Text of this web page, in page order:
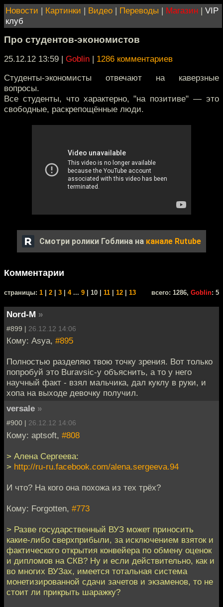
Новости | Картинки | Видео | Переводы | Магазин | VIP
клуб
Про студентов-экономистов
25.12.12 13:59 | Goblin | 1286 комментариев
Студенты-экономисты отвечают на каверзные
вопросы.
Все студенты, что характерно, "на позитиве" — это
свободные, раскрепощённые люди.
Смотри ролики Гоблина на канале Rutube
Комментарии
cтраницы: 1 2 3 4... 9 | 10 | 11 12 13 всего: 1286, Goblin: 5
Nord-M »
#899 | 26.12.12 14:06
Кому: Asya, #895
Полностью разделяю твою точку зрения. Вот только
попробуй это Buravsic-у объяснить, а то у него
научный факт - взял мальчика, дал куклу в руки, и
хопа на выходе девочку получил.
versale »
#900 | 26.12.12 14:06
Кому: aptsoft, #808
> Алена Сергеева:
> http://ru-ru.facebook.com/alena.sergeeva.94
И что? На кого она похожа из тех трёх?
Кому: Forgotten, #773
> Разве государственный ВУЗ может приносить
какие-либо сверхприбыли, за исключением взяток и
фактического открытия конвейера по обмену оценок
и дипломов на СКВ? Ну и если действительно, как и
во многих ВУЗах, имеется тотальная система
монетизированной сдачи зачетов и экзаменов, то не
стоит ли прикрыть шаражку?